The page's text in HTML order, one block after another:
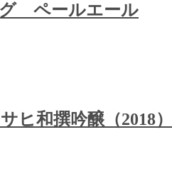
グ ペールエール
ヒ和撰吟醸（2018）